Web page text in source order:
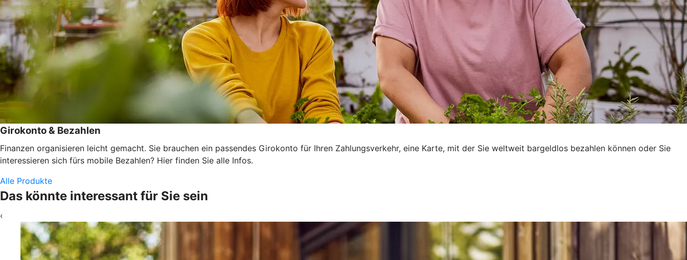
Girokonto & Bezahlen
Finanzen organisieren leicht gemacht. Sie brauchen ein passendes Girokonto für Ihren Zahlungsverkehr, eine Karte, mit der Sie weltweit bargeldlos bezahlen können oder Sie
interessieren sich fürs mobile Bezahlen? Hier finden Sie alle Infos.
Alle Produkte
Das könnte interessant für Sie sein
‹